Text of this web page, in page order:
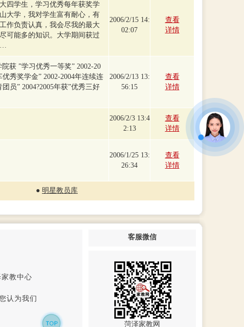
四学生，学习优秀每年获奖学
大学，我对学生富有耐心，有
作负责认真，我会尽我的最大
可能多的知识。大学期间获过
2006/2/15 14:
02:07
查看
详情
获 ”学习优秀一等奖” 2002-20
秀奖学金” 2002-2004年连续连
员” 2004?2005年获”优秀三好
2006/2/13 13:
56:15
查看
详情
2006/2/3 13:4
2:13
查看
详情
2006/1/25 13:
26:34
查看
详情
● 明星教员库
教中心
认为我们
客服微信
菏泽家教网